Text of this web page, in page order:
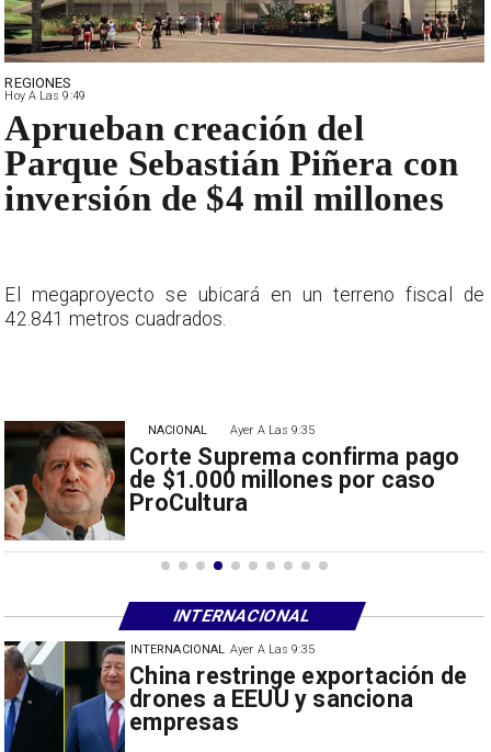
Ayer A Las 9:35
Papa León XIV anuncia gira por
Sudamérica
INTERNACIONAL
Ayer A Las 9:35
Corte Suprema confirma pago
de $1.000 millones por caso
ProCultura
NACIONAL
REGIONES
Hoy A Las 9:49
Aprueban creación del
Parque Sebastián Piñera con
inversión de $4 mil millones
El megaproyecto se ubicará en un terreno fiscal de
42.841 metros cuadrados.
INTERNACIONAL